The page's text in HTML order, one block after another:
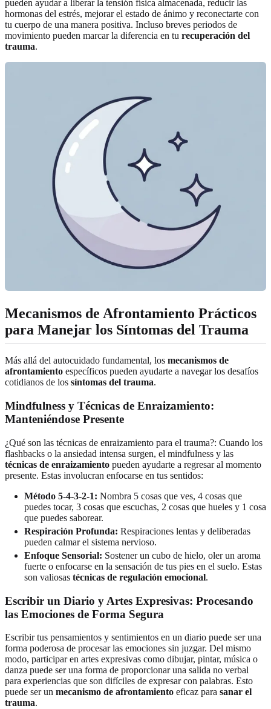
pueden ayudar a liberar la tensión física almacenada, reducir las
hormonas del estrés, mejorar el estado de ánimo y reconectarte con
tu cuerpo de una manera positiva. Incluso breves periodos de
movimiento pueden marcar la diferencia en tu recuperación del
trauma.
Mecanismos de Afrontamiento Prácticos
para Manejar los Síntomas del Trauma
Más allá del autocuidado fundamental, los mecanismos de
afrontamiento específicos pueden ayudarte a navegar los desafíos
cotidianos de los síntomas del trauma.
Mindfulness y Técnicas de Enraizamiento:
Manteniéndose Presente
¿Qué son las técnicas de enraizamiento para el trauma?: Cuando los
flashbacks o la ansiedad intensa surgen, el mindfulness y las
técnicas de enraizamiento pueden ayudarte a regresar al momento
presente. Estas involucran enfocarse en tus sentidos:
Método 5-4-3-2-1: Nombra 5 cosas que ves, 4 cosas que
puedes tocar, 3 cosas que escuchas, 2 cosas que hueles y 1 cosa
que puedes saborear.
Respiración Profunda: Respiraciones lentas y deliberadas
pueden calmar el sistema nervioso.
Enfoque Sensorial: Sostener un cubo de hielo, oler un aroma
fuerte o enfocarse en la sensación de tus pies en el suelo. Estas
son valiosas técnicas de regulación emocional.
Escribir un Diario y Artes Expresivas: Procesando
las Emociones de Forma Segura
Escribir tus pensamientos y sentimientos en un diario puede ser una
forma poderosa de procesar las emociones sin juzgar. Del mismo
modo, participar en artes expresivas como dibujar, pintar, música o
danza puede ser una forma de proporcionar una salida no verbal
para experiencias que son difíciles de expresar con palabras. Esto
puede ser un mecanismo de afrontamiento eficaz para sanar el
trauma.